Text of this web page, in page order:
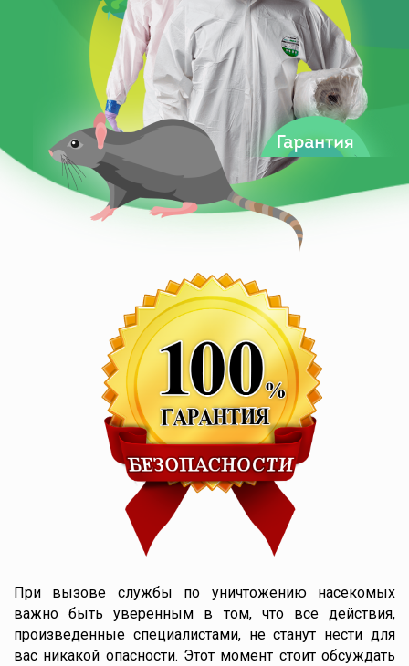
При вызове службы по уничтожению насекомых
важно быть уверенным в том, что все действия,
произведенные специалистами, не станут нести для
вас никакой опасности. Этот момент стоит обсуждать